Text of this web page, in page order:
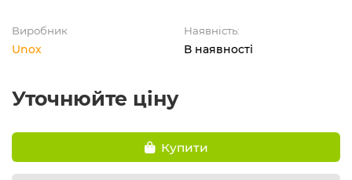
Виробник
Unox
Наявність:
В наявності
Уточнюйте ціну
Купити